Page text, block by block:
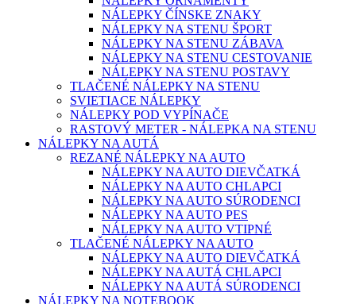
NÁLEPKY ČÍNSKE ZNAKY
NÁLEPKY NA STENU ŠPORT
NÁLEPKY NA STENU ZÁBAVA
NÁLEPKY NA STENU CESTOVANIE
NÁLEPKY NA STENU POSTAVY
TLAČENÉ NÁLEPKY NA STENU
SVIETIACE NÁLEPKY
NÁLEPKY POD VYPÍNAČE
RASTOVÝ METER - NÁLEPKA NA STENU
NÁLEPKY NA AUTÁ
REZANÉ NÁLEPKY NA AUTO
NÁLEPKY NA AUTO DIEVČATKÁ
NÁLEPKY NA AUTO CHLAPCI
NÁLEPKY NA AUTO SÚRODENCI
NÁLEPKY NA AUTO PES
NÁLEPKY NA AUTO VTIPNÉ
TLAČENÉ NÁLEPKY NA AUTO
NÁLEPKY NA AUTO DIEVČATKÁ
NÁLEPKY NA AUTÁ CHLAPCI
NÁLEPKY NA AUTÁ SÚRODENCI
NÁLEPKY NA NOTEBOOK